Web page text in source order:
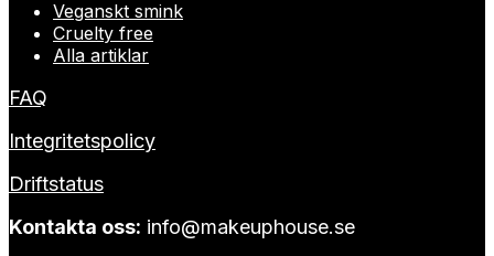
Veganskt smink
Cruelty free
Alla artiklar
FAQ
Integritetspolicy
Driftstatus
Kontakta oss: info@makeuphouse.se